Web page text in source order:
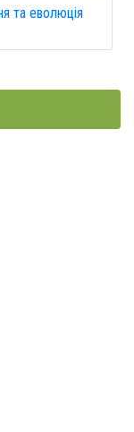
та еволюція